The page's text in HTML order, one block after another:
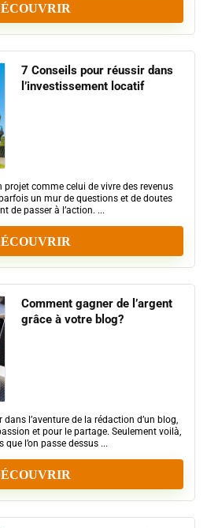
7 Conseils pour réussir dans
l’investissement locatif
projet comme celui de vivre des revenus
un mur de questions et de doutes
de passer à l’action. ...
Comment gagner de l’argent
grâce à votre blog?
l’aventure de la rédaction d’un blog,
et pour le partage. Seulement voilà,
l’on passe dessus ...